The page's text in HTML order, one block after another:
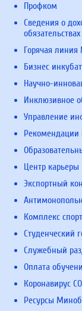
Профком
Сведения о
Горячая
Бизнес
Научно-
Инклюзивное
Управление
Рекомендации
Центр карьеры
Экспортный
Комплекс
Студенческий
Служебный
Оплата
Коронавирус
Ресурсы